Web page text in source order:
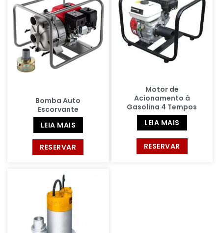
Bomba Auto
Escorvante
LEIA MAIS
RESERVAR
Motor de
Acionamento à
Gasolina 4 Tempos
LEIA MAIS
RESERVAR